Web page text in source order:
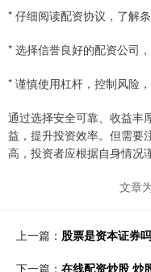
* 仔细阅读配资协议，了解条
* 选择信誉良好的配资公司
* 谨慎使用杠杆，控制风险，
通过选择安全可靠、收益丰
益，提升投资效率。但需要
高，投资者应根据自身情况
文章
上一篇： 股票是资本证券
下一篇： 在线配资炒股 炒